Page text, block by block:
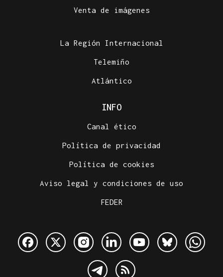
Venta de imágenes
La Región Internacional
Telemiño
Atlántico
INFO
Canal ético
Política de privacidad
Política de cookies
Aviso legal y condiciones de uso
FEDER